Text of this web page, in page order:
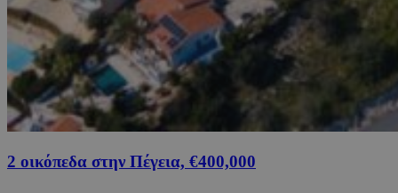
2 οικόπεδα στην Πέγεια, €400,000